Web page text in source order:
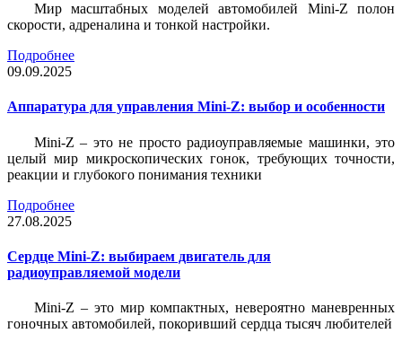
Мир масштабных моделей автомобилей Mini-Z полон
скорости, адреналина и тонкой настройки.
Подробнее
09.09.2025
Аппаратура для управления Mini-Z: выбор и особенности
Mini-Z – это не просто радиоуправляемые машинки, это
целый мир микроскопических гонок, требующих точности,
реакции и глубокого понимания техники
Подробнее
27.08.2025
Сердце Mini-Z: выбираем двигатель для
радиоуправляемой модели
Mini-Z – это мир компактных, невероятно маневренных
гоночных автомобилей, покоривший сердца тысяч любителей